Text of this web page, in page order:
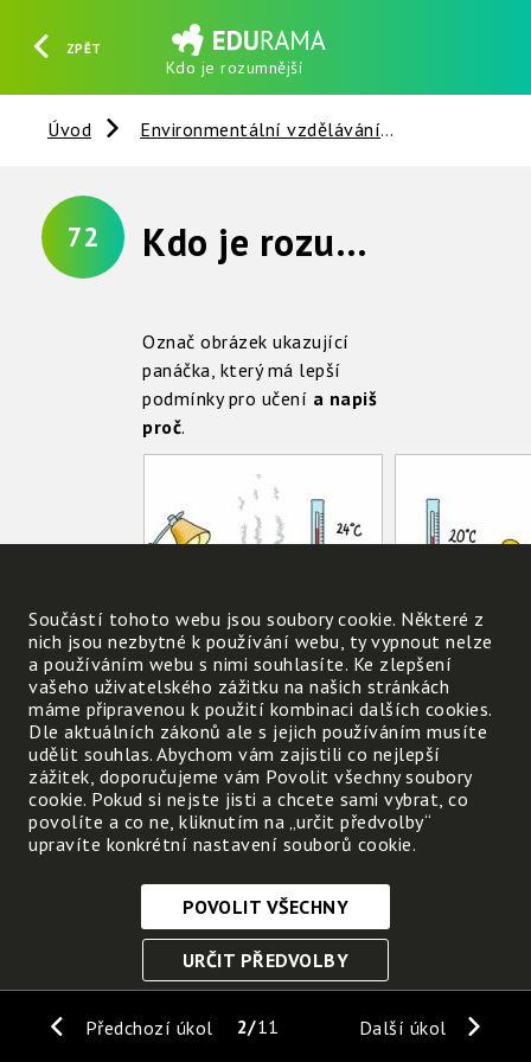
ZPĚT
Kdo je rozumnější
HLEDAT REGISTROVAT PŘIHLÁSIT SE
Úvod Environmentální vzdělávání
72 Kdo je rozumnější ?
Označ obrázek ukazující
panáčka, který má lepší
podmínky pro učení a napiš
proč.
Předchozí úkol Další úkol
2 11
Součástí tohoto webu jsou soubory cookie. Některé z
nich jsou nezbytné k používání webu, ty vypnout nelze
a používáním webu s nimi souhlasíte. Ke zlepšení
vašeho uživatelského zážitku na našich stránkách
máme připravenou k použití kombinaci dalších cookies.
Dle aktuálních zákonů ale s jejich používáním musíte
udělit souhlas. Abychom vám zajistili co nejlepší
zážitek, doporučujeme vám Povolit všechny soubory
cookie. Pokud si nejste jisti a chcete sami vybrat, co
povolíte a co ne, kliknutím na „určit předvolby“
upravíte konkrétní nastavení souborů cookie.
Nezbytně nutné cookies
Tyto soubory cookie jsou nezbytné, abyste se mohli
funkce. Bez těchto cookies by webové stránky
POVOLIT VŠECHNY
URČIT PŘEDVOLBY